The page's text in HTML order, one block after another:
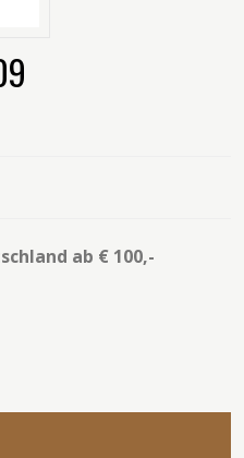
ab € 100,-